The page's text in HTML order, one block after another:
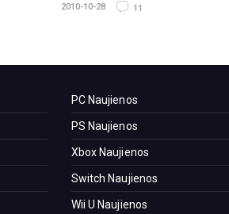
2010-10-28 11
PC Naujienos
PS Naujienos
Xbox Naujienos
Switch Naujienos
Wii U Naujienos